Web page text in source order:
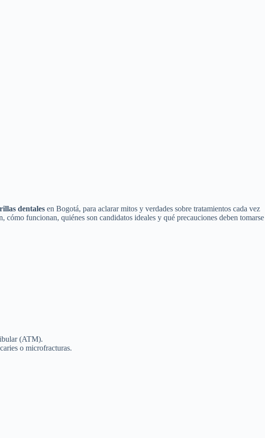
dentales en Bogotá, para aclarar mitos y verdades sobre tratamientos cada vez
funcionan, quiénes son candidatos ideales y qué precauciones deben tomarse
(ATM).
o microfracturas.